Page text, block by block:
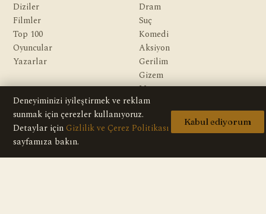
Diziler
Filmler
Top 100
Oyuncular
Yazarlar
Dram
Suç
Komedi
Aksiyon
Gerilim
Gizem
Macera
Bilim Kurgu & Fantazi
KURUMSAL
Hakkımızda
Editoryal İlkeler
Deneyiminizi iyileştirmek ve reklam
sunmak için çerezler kullanıyoruz.
Detaylar için Gizlilik ve Çerez Politikası
sayfamıza bakın.
Kabul ediyorum